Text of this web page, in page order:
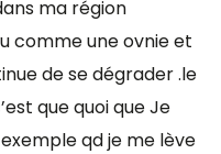
ma région
comme une ovnie et
de se dégrader .le
que quoi que Je
qd je me lève